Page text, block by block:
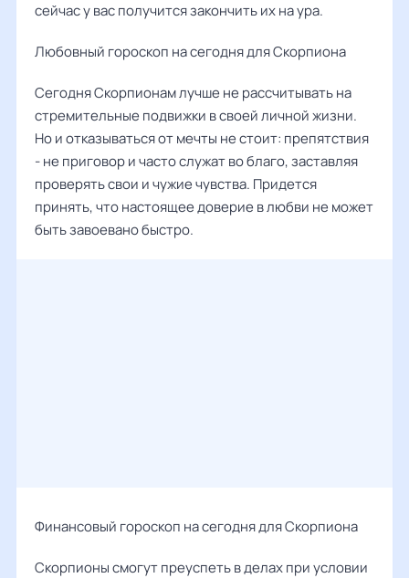
сейчас у вас получится закончить их на ура.
Любовный гороскоп на сегодня для Скорпиона
Сегодня Скорпионам лучше не рассчитывать на
стремительные подвижки в своей личной жизни.
Но и отказываться от мечты не стоит: препятствия
- не приговор и часто служат во благо, заставляя
проверять свои и чужие чувства. Придется
принять, что настоящее доверие в любви не может
быть завоевано быстро.
Финансовый гороскоп на сегодня для Скорпиона
Скорпионы смогут преуспеть в делах при условии